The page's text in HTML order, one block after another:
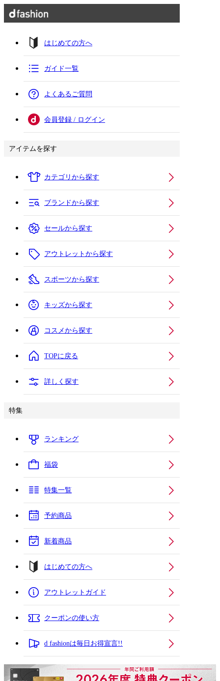
はじめての方へ
ガイド一覧
よくあるご質問
会員登録 / ログイン
アイテムを探す
カテゴリから探す
ブランドから探す
セールから探す
アウトレットから探す
スポーツから探す
キッズから探す
コスメから探す
TOPに戻る
詳しく探す
特集
ランキング
福袋
特集一覧
予約商品
新着商品
はじめての方へ
アウトレットガイド
クーポンの使い方
d fashionは毎日お得宣言!!